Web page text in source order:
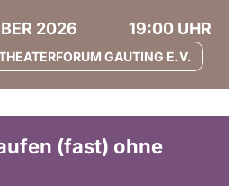
2026 19:00 UHR
GAUTING E.V.
(fast) ohne